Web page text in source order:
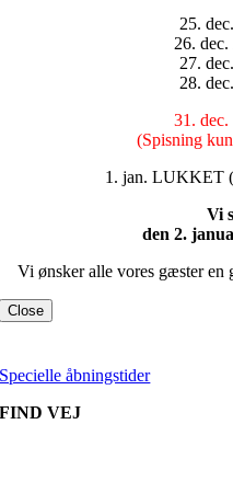
25.
26.
27.
28.
31.
(Spisning
1. jan. LUKKET
Vi
den 2.
Vi ønsker alle vores gæster en
Close
Specielle åbningstider
FIND VEJ